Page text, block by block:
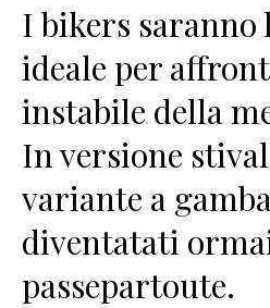
I bikers saranno
ideale per
instabile della
In versione
variante a
diventatati
passepartoute.